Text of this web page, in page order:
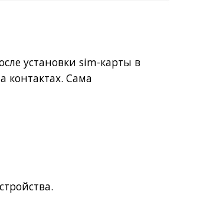
установки sim-карты в
контактах. Сама